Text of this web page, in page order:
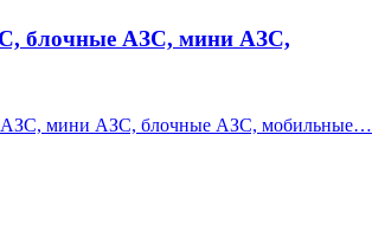
блочные АЗС, мини АЗС,
АЗС, мини АЗС, блочные АЗС, мобильные…